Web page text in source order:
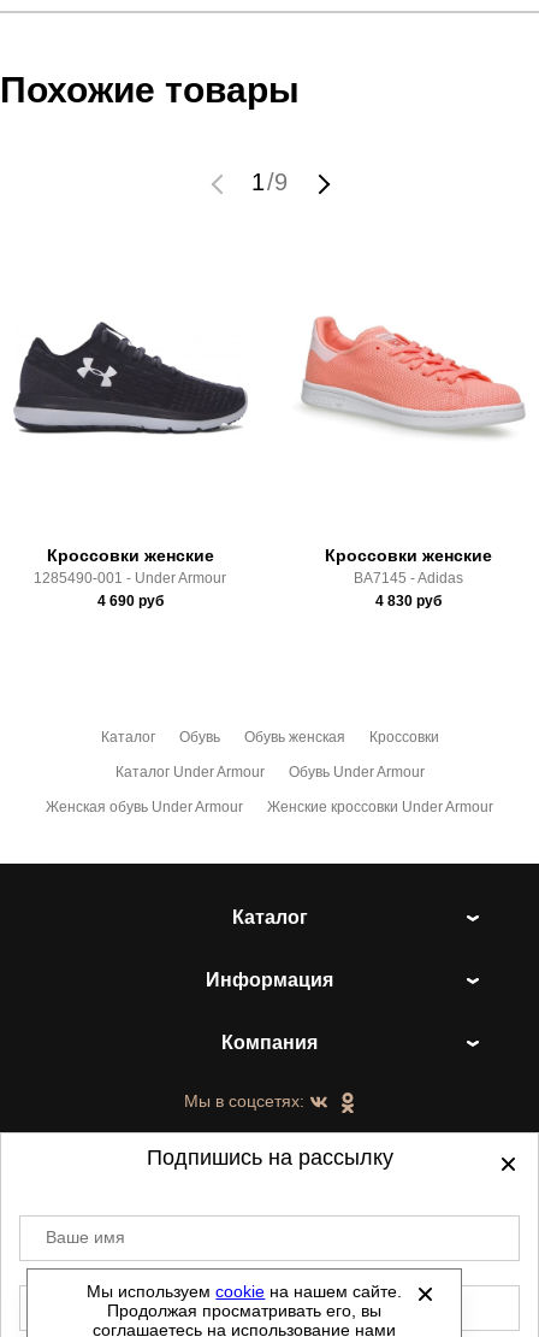
Пол:женский
Срок отгрузки:
Инструкция по оплате есть в самом конце счета, который
мы не увидим Вашу оплату.
Доставка по России всеми транспортными ТК, а также с
Почтой Росии и СДЭК.
Здесь вы можете более детально ознакомиться с
Похожие товары
1/9
Кроссовки женские
1285490-001 - Under Armour
4 690руб
Кроссовки женские
BA7145 - Adidas
4 830 руб
Каталог Обувь Обувь женская Кроссовки
Каталог Under Armour Обувь Under Armour
Женская обувь Under Armour Женские кроссовки Under Armour
Каталог
Информация
Компания
Мы в соцсетях:
©2021-2026 - ShoesTown.ru - все права
защищены.
Данный сайт не является интернет магазином и
Мы используемcookie на нашем сайте.
Продолжая просматривать его, вы
соглашаетесь на использование нами
Подпишись на рассылку
Ваше имя